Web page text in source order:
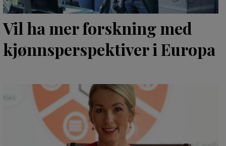
Vil ha mer forskning med
kjønnsperspektiver i Europa